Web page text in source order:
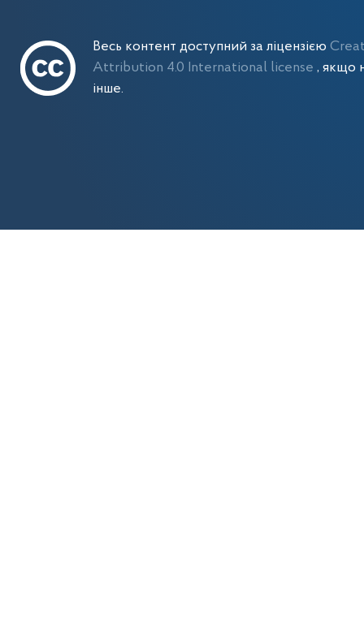
Весь контент доступний за ліцензією
Attribution 4.0 International license, якщо
інше.